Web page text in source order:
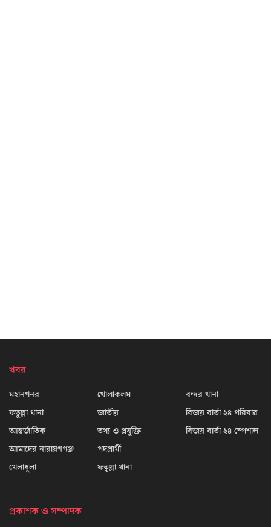
খবর
মহানগনর
ফতুল্লা থানা
আন্তর্জাতিক
আমাদের নারায়ণগঞ্জ
খেলাধূলা
খোলাকলম
জাতীয়
তথ্য ও প্রযুক্তি
পদপ্রার্থী
ফতুল্লা থানা
বন্দর থানা
বিজয় বার্তা ২৪ পরিবার
বিজয় বার্তা ২৪ স্পেশাল
প্রকাশক ও সম্পাদক